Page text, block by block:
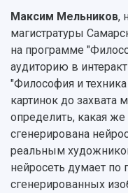
Максим Мельников,
магистратуры
на программе
аудиторию в
"Философия и
картинок до
определить, какая
сгенерирована
реальным
нейросеть думает по
сгенерированных